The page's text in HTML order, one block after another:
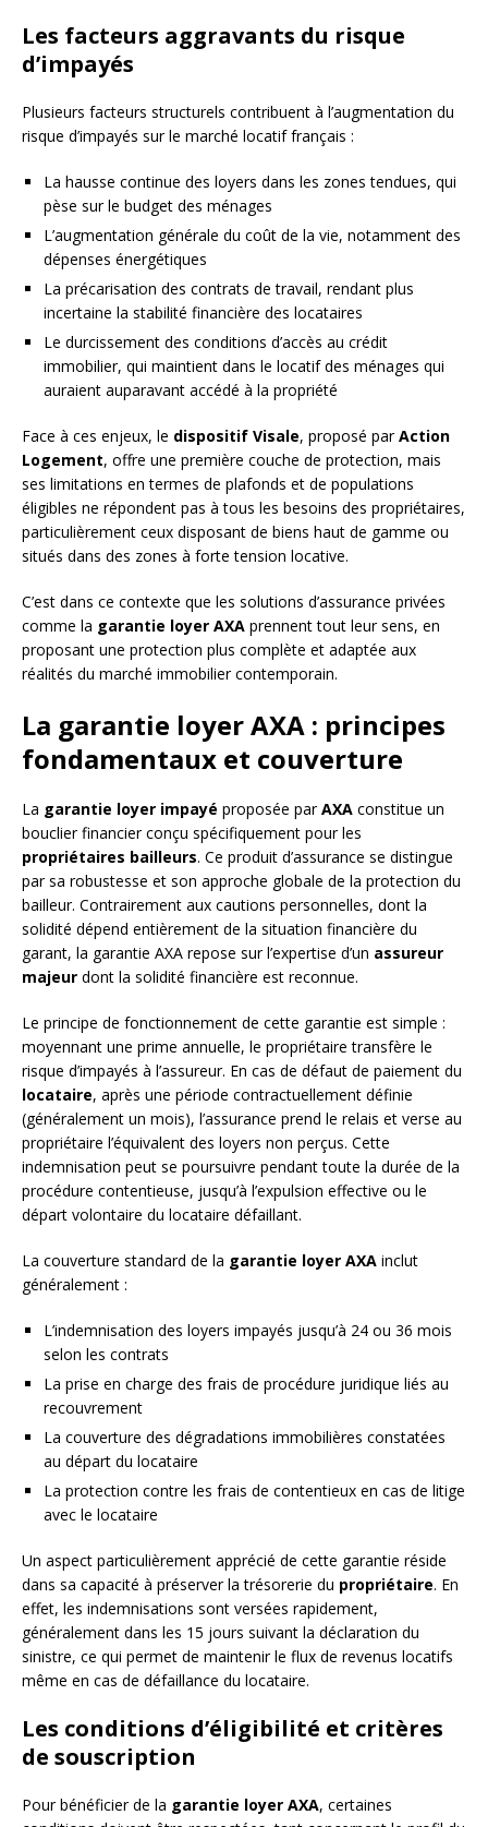
Les facteurs aggravants du risque
d’impayés
Plusieurs facteurs structurels contribuent à l’augmentation du
risque d’impayés sur le marché locatif français :
La hausse continue des loyers dans les zones tendues, qui
pèse sur le budget des ménages
L’augmentation générale du coût de la vie, notamment des
dépenses énergétiques
La précarisation des contrats de travail, rendant plus
incertaine la stabilité financière des locataires
Le durcissement des conditions d’accès au crédit
immobilier, qui maintient dans le locatif des ménages qui
auraient auparavant accédé à la propriété
Face à ces enjeux, le dispositif Visale, proposé parAction
Logement, offre une première couche de protection, mais
ses limitations en termes de plafonds et de populations
éligibles ne répondent pas à tous les besoins des propriétaires,
particulièrement ceux disposant de biens haut de gamme ou
situés dans des zones à forte tension locative.
C’est dans ce contexte que les solutions d’assurance privées
comme la garantie loyer AXA prennent tout leur sens, en
proposant une protection plus complète et adaptée aux
réalités du marché immobilier contemporain.
La garantie loyer AXA : principes
fondamentaux et couverture
La garantie loyer impayé proposée parAXA constitue un
bouclier financier conçu spécifiquement pour les
propriétaires bailleurs. Ce produit d’assurance se distingue
par sa robustesse et son approche globale de la protection du
bailleur. Contrairement aux cautions personnelles, dont la
solidité dépend entièrement de la situation financière du
garant, la garantie AXA repose sur l’expertise d’un assureur
majeur dont la solidité financière est reconnue.
Le principe de fonctionnement de cette garantie est simple :
moyennant une prime annuelle, le propriétaire transfère le
risque d’impayés à l’assureur. En cas de défaut de paiement du
locataire, après une période contractuellement définie
(généralement un mois), l’assurance prend le relais et verse au
propriétaire l’équivalent des loyers non perçus. Cette
indemnisation peut se poursuivre pendant toute la durée de la
procédure contentieuse, jusqu’à l’expulsion effective ou le
départ volontaire du locataire défaillant.
La couverture standard de la garantie loyer AXA inclut
généralement :
L’indemnisation des loyers impayés jusqu’à 24 ou 36 mois
selon les contrats
La prise en charge des frais de procédure juridique liés au
recouvrement
La couverture des dégradations immobilières constatées
au départ du locataire
La protection contre les frais de contentieux en cas de litige
avec le locataire
Un aspect particulièrement apprécié de cette garantie réside
dans sa capacité à préserver la trésorerie du propriétaire. En
effet, les indemnisations sont versées rapidement,
généralement dans les 15 jours suivant la déclaration du
sinistre, ce qui permet de maintenir le flux de revenus locatifs
même en cas de défaillance du locataire.
Les conditions d’éligibilité et critères
de souscription
Pour bénéficier de la garantie loyer AXA, certaines